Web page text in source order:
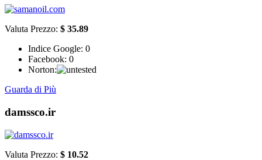
Valuta Prezzo: $ 35.89
Indice Google: 0
Facebook: 0
Norton:
Guarda di Più
damssco.ir
Valuta Prezzo: $ 10.52